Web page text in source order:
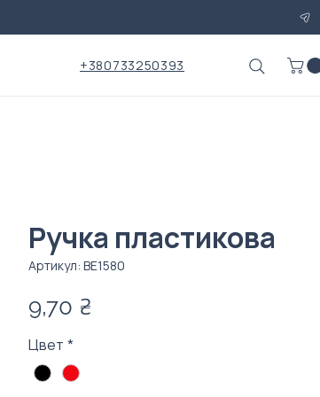
+380733250393
Ручка пластикова
Артикул: ВЕ1580
9,70 ₴
Цвет *